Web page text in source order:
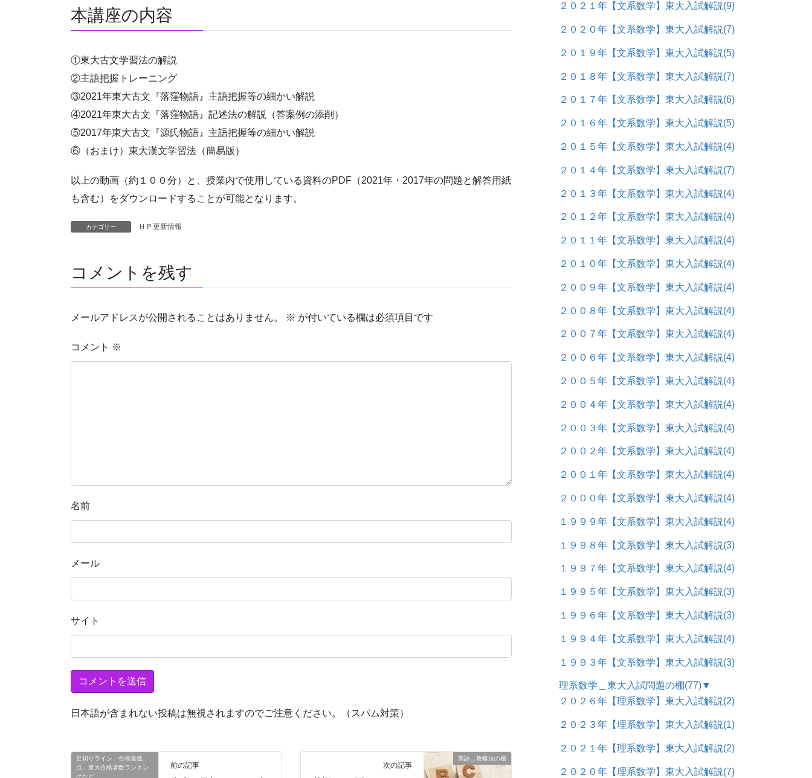
本講座の内容
①東大古文学習法の解説
②主語把握トレーニング
③2021年東大古文『落窪物語』主語把握等の細かい解説
④2021年東大古文『落窪物語』記述法の解説（答案例の添削）
⑤2017年東大古文『源氏物語』主語把握等の細かい解説
⑥（おまけ）東大漢文学習法（簡易版）
以上の動画（約１００分）と、授業内で使用している資料のPDF（2021年・2017年の問題と解答用紙
も含む）をダウンロードすることが可能となります。
カテゴリー ＨＰ更新情報
コメントを残す
メールアドレスが公開されることはありません。 ※ が付いている欄は必須項目です
コメント ※
名前
メール
サイト
日本語が含まれない投稿は無視されますのでご注意ください。（スパム対策）
足切りライン、合格最低
点、東大合格者数ランキン
グなど
前の記事
英語＿攻略法の棚
次の記事
２０２１年【文系数学】東大入試解説(9)
２０２０年【文系数学】東大入試解説(7)
２０１９年【文系数学】東大入試解説(5)
２０１８年【文系数学】東大入試解説(7)
２０１７年【文系数学】東大入試解説(6)
２０１６年【文系数学】東大入試解説(5)
２０１５年【文系数学】東大入試解説(4)
２０１４年【文系数学】東大入試解説(7)
２０１３年【文系数学】東大入試解説(4)
２０１２年【文系数学】東大入試解説(4)
２０１１年【文系数学】東大入試解説(4)
２０１０年【文系数学】東大入試解説(4)
２００９年【文系数学】東大入試解説(4)
２００８年【文系数学】東大入試解説(4)
２００７年【文系数学】東大入試解説(4)
２００６年【文系数学】東大入試解説(4)
２００５年【文系数学】東大入試解説(4)
２００４年【文系数学】東大入試解説(4)
２００３年【文系数学】東大入試解説(4)
２００２年【文系数学】東大入試解説(4)
２００１年【文系数学】東大入試解説(4)
２０００年【文系数学】東大入試解説(4)
１９９９年【文系数学】東大入試解説(4)
１９９８年【文系数学】東大入試解説(3)
１９９７年【文系数学】東大入試解説(4)
１９９５年【文系数学】東大入試解説(3)
１９９６年【文系数学】東大入試解説(3)
１９９４年【文系数学】東大入試解説(4)
１９９３年【文系数学】東大入試解説(3)
理系数学＿東大入試問題の棚(77)▼
２０２６年【理系数学】東大入試解説(2)
２０２３年【理系数学】東大入試解説(1)
２０２１年【理系数学】東大入試解説(2)
２０２０年【理系数学】東大入試解説(7)